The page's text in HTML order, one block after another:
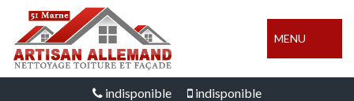
MENU
indisponible indisponible